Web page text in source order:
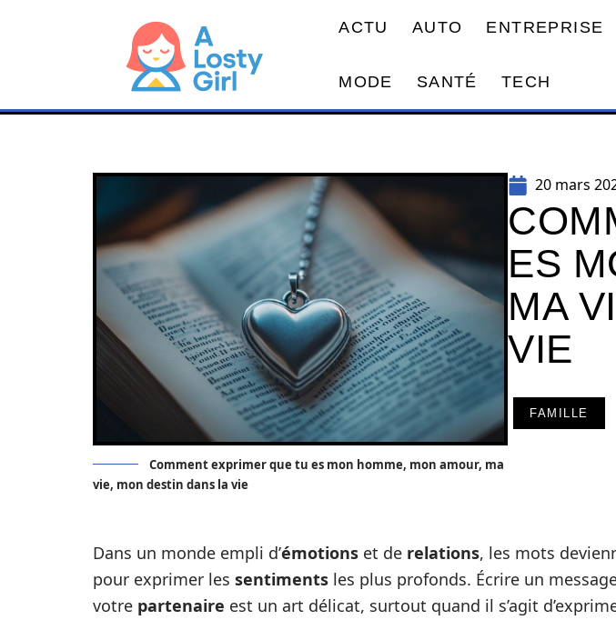
ACTU AUTO ENTREPRISE
MODE SANTÉ TECH
Comment exprimer que tu es mon homme, mon amour, ma
vie, mon destin dans la vie
20 mars
ES
MA
VIE
FAMILLE
Dans un monde empli d’émotions et de relations, les mots
pour exprimer les sentiments les plus profonds. Écrire un
votre partenaire est un art délicat, surtout quand il s’agit